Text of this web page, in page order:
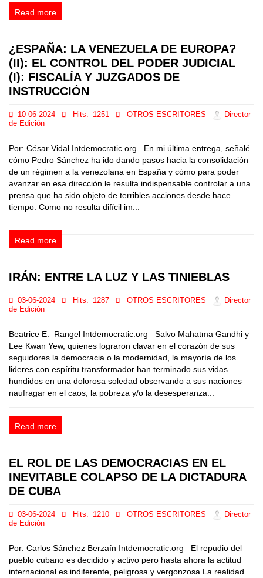
Read more
¿ESPAÑA: LA VENEZUELA DE EUROPA?
(II): EL CONTROL DEL PODER JUDICIAL
(I): FISCALÍA Y JUZGADOS DE
INSTRUCCIÓN
10-06-2024 Hits: 1251 OTROS ESCRITORES
Director
de Edición
Por: César Vidal Intdemocratic.org En mi última entrega, señalé
cómo Pedro Sánchez ha ido dando pasos hacia la consolidación
de un régimen a la venezolana en España y cómo para poder
avanzar en esa dirección le resulta indispensable controlar a una
prensa que ha sido objeto de terribles acciones desde hace
tiempo. Como no resulta difícil im...
Read more
IRÁN: ENTRE LA LUZ Y LAS TINIEBLAS
03-06-2024 Hits: 1287 OTROS ESCRITORES
Director
de Edición
Beatrice E. Rangel Intdemocratic.org Salvo Mahatma Gandhi y
Lee Kwan Yew, quienes lograron clavar en el corazón de sus
seguidores la democracia o la modernidad, la mayoría de los
lideres con espíritu transformador han terminado sus vidas
hundidos en una dolorosa soledad observando a sus naciones
naufragar en el caos, la pobreza y/o la desesperanza...
Read more
EL ROL DE LAS DEMOCRACIAS EN EL
INEVITABLE COLAPSO DE LA DICTADURA
DE CUBA
03-06-2024 Hits: 1210 OTROS ESCRITORES
Director
de Edición
Por: Carlos Sánchez Berzaín Intdemocratic.org El repudio del
pueblo cubano es decidido y activo pero hasta ahora la actitud
internacional es indiferente, peligrosa y vergonzosa La realidad